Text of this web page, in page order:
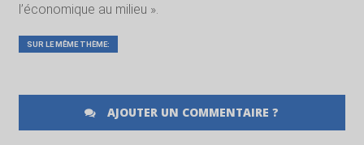
l’économique au milieu ».
SUR LE MÊME THÈME:
AJOUTER UN COMMENTAIRE ?